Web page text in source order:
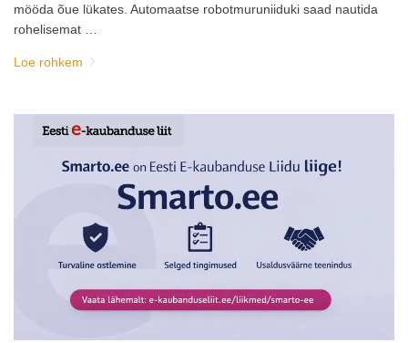
mööda õue lükates. Automaatse robotmuruniiduki saad nautida
rohelisemat …
Loe rohkem